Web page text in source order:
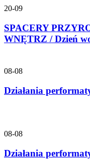
20-09
SPACERY
WNĘTRZ / Dzień
08-08
Działania
08-08
Działania